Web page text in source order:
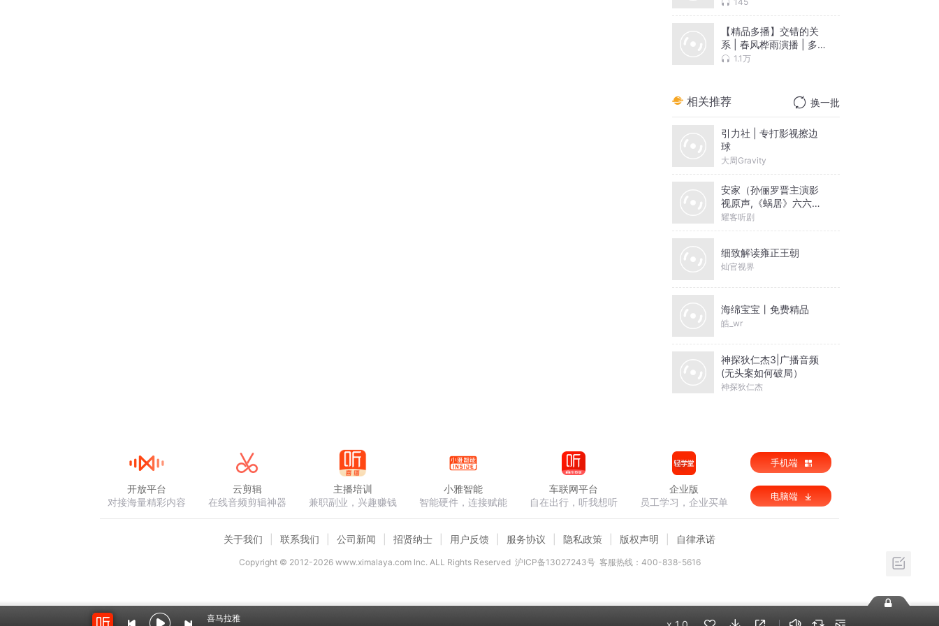
【精品多播】交错的关
系 | 春风桦雨演播 | 多
人有声剧
1.1万
相关推荐 换一批
引力社 | 专打影视擦边
球
大周Gravity
安家（孙俪罗晋主演影
视原声,《蜗居》六六编
剧,多人有声剧）
耀客听剧
细致解读雍正王朝
灿官视界
海绵宝宝丨免费精品
皓_wr
神探狄仁杰3|广播音频
(无头案如何破局）
神探狄仁杰
喜马拉雅
开放平台
对接海量精彩内容
云剪辑
在线音频剪辑神器
主播培训
兼职副业，兴趣赚钱
小雅智能
智能硬件，连接赋能
车联网平台
自在出行，听我想听
企业版
员工学习，企业买单
手机端
电脑端
关于我们 联系我们 公司新闻 招贤纳士 用户反馈 服务协议 隐私政策 版权声明 自律承诺
Copyright © 2012-2026www.ximalaya.com lnc. ALL Rights Reserved 沪ICP备13027243号 客服热线：400-838-5616